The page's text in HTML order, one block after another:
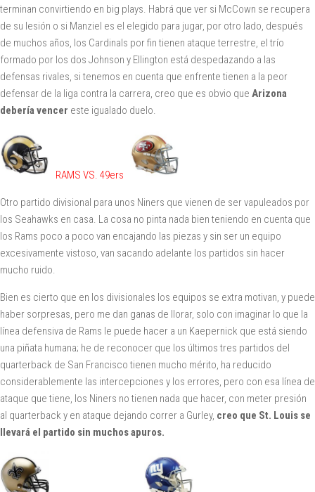
terminan convirtiendo en big plays. Habrá que ver si McCown se recupera
de su lesión o si Manziel es el elegido para jugar, por otro lado, después
de muchos años, los Cardinals por fin tienen ataque terrestre, el trío
formado por los dos Johnson y Ellington está despedazando a las
defensas rivales, si tenemos en cuenta que enfrente tienen a la peor
defensar de la liga contra la carrera, creo que es obvio que Arizona
debería vencer este igualado duelo.
RAMS VS. 49ers
Otro partido divisional para unos Niners que vienen de ser vapuleados por
los Seahawks en casa. La cosa no pinta nada bien teniendo en cuenta que
los Rams poco a poco van encajando las piezas y sin ser un equipo
excesivamente vistoso, van sacando adelante los partidos sin hacer
mucho ruido.
Bien es cierto que en los divisionales los equipos se extra motivan, y puede
haber sorpresas, pero me dan ganas de llorar, solo con imaginar lo que la
línea defensiva de Rams le puede hacer a un Kaepernick que está siendo
una piñata humana; he de reconocer que los últimos tres partidos del
quarterback de San Francisco tienen mucho mérito, ha reducido
considerablemente las intercepciones y los errores, pero con esa línea de
ataque que tiene, los Niners no tienen nada que hacer, con meter presión
al quarterback y en ataque dejando correr a Gurley, creo que St. Louis se
llevará el partido sin muchos apuros.